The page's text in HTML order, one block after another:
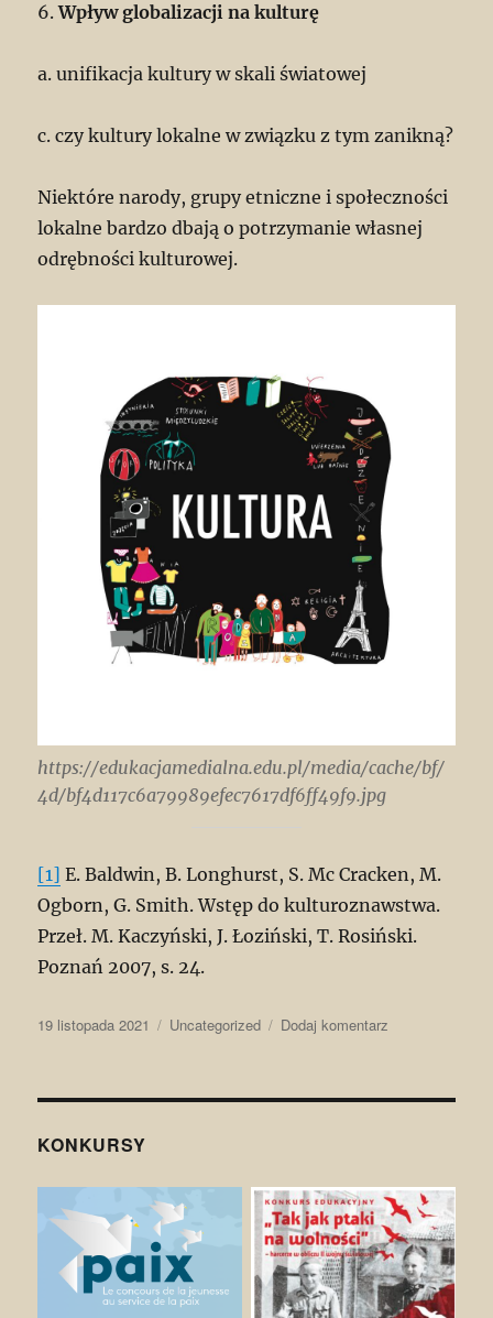
6.Wpływ globalizacji na kulturę
a. unifikacja kultury w skali światowej
c. czy kultury lokalne w związku z tym zanikną?
Niektóre narody, grupy etniczne i społeczności
lokalne bardzo dbają o potrzymanie własnej
odrębności kulturowej.
https://edukacjamedialna.edu.pl/media/cache/bf/
4d/bf4d117c6a79989efec7617df6ff49f9.jpg
[1] E. Baldwin, B. Longhurst, S. Mc Cracken, M.
Ogborn, G. Smith. Wstęp do kulturoznawstwa.
Przeł. M. Kaczyński, J. Łoziński, T. Rosiński.
Poznań 2007, s. 24.
Data
19 listopada 2021 Kategorie
Uncategorized Dodaj komentarz
Culture
KONKURSY